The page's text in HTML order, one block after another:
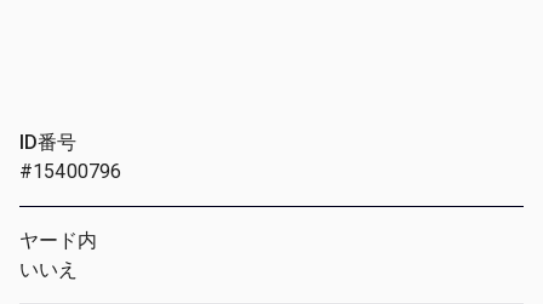
ID番号
#15400796
ヤード内
いいえ